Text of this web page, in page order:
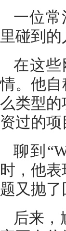
一位常
里碰到
在这些
情。他自
么类型
资过的
聊到
时，他
题又抛了
后来，